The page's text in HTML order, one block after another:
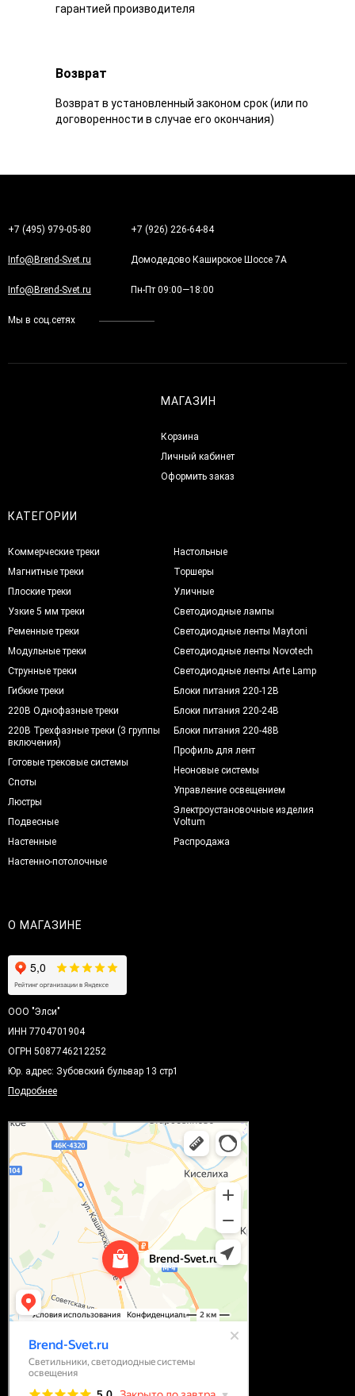
гарантией производителя
Возврат
Возврат в установленный законом срок (или по
договоренности в случае его окончания)
+7 (495) 979-05-80 +7 (926) 226-64-84
Info@Brend-Svet.ru Домодедово Каширское Шоссе 7А
Info@Brend-Svet.ru Пн-Пт 09:00—18:00
Мы в соц.сетях
МАГАЗИН
Корзина
Личный кабинет
Оформить заказ
КАТЕГОРИИ
Коммерческие треки
Магнитные треки
Плоские треки
Узкие 5 мм треки
Ременные треки
Модульные треки
Струнные треки
Гибкие треки
220В Однофазные треки
220В Трехфазные треки (3 группы
включения)
Готовые трековые системы
Споты
Люстры
Подвесные
Настенные
Настенно-потолочные
Настольные
Торшеры
Уличные
Светодиодные лампы
Светодиодные ленты Maytoni
Светодиодные ленты Novotech
Светодиодные ленты Arte Lamp
Блоки питания 220-12В
Блоки питания 220-24В
Блоки питания 220-48В
Профиль для лент
Неоновые системы
Управление освещением
Электроустановочные изделия
Voltum
Распродажа
О МАГАЗИНЕ
ООО "Элси"
ИНН 7704701904
ОГРН 5087746212252
Юр. адрес: Зубовский бульвар 13 стр1
Подробнее